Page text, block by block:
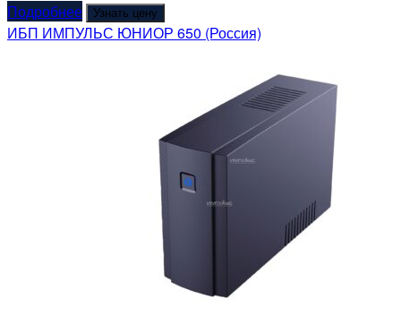
Подробнее Узнать цену
ИБП ИМПУЛЬС ЮНИОР 650 (Россия)